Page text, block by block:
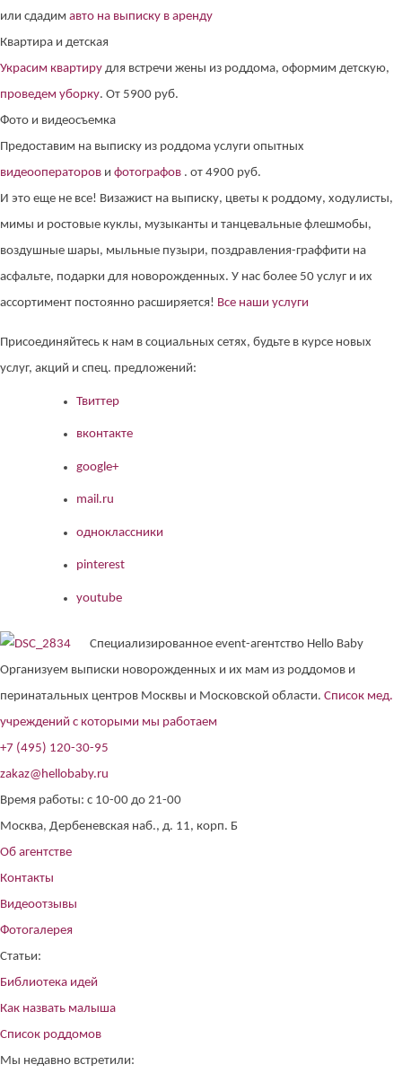
или сдадим авто на выписку в аренду
Квартира и детская
Украсим квартиру для встречи жены из роддома, оформим детскую,
проведем уборку. От 5900 руб.
Фото и видеосъемка
Предоставим на выписку из роддома услуги опытных
видеооператоров и фотографов . от 4900 руб.
И это еще не все! Визажист на выписку, цветы к роддому, ходулисты,
мимы и ростовые куклы, музыканты и танцевальные флешмобы,
воздушные шары, мыльные пузыри, поздравления-граффити на
асфальте, подарки для новорожденных. У нас более 50 услуг и их
ассортимент постоянно расширяется! Все наши услуги
Присоединяйтесь к нам в социальных сетях, будьте в курсе новых
услуг, акций и спец. предложений:
Твиттер
вконтакте
google+
mail.ru
одноклассники
pinterest
youtube
Специализированное event-агентство Hello Baby
Организуем выписки новорожденных и их мам из роддомов и
перинатальных центров Москвы и Московской области. Список мед.
учреждений с которыми мы работаем
+7 (495) 120-30-95
zakaz@hellobaby.ru
Время работы: с 10-00 до 21-00
Москва, Дербеневская наб., д. 11, корп. Б
Об агентстве
Контакты
Видеоотзывы
Фотогалерея
Статьи:
Библиотека идей
Как назвать малыша
Список роддомов
Мы недавно встретили: